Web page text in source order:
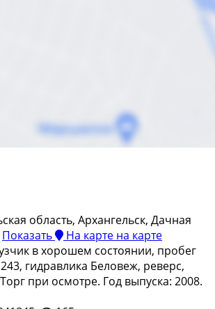
область, Архангельск, Дачная
Показать На карте на карте
в хорошем состоянии, пробег
гидравлика Беловеж, реверс,
при осмотре. Год выпуска: 2008.